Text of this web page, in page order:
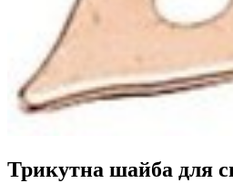
Трикутна шайба для